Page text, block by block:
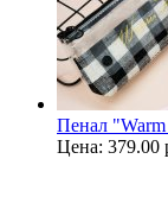
Пенал
Цена: 379.00